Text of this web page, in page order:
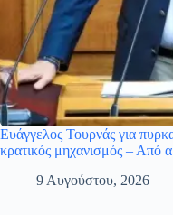
Ευάγγελος Τουρνάς για
κρατικός μηχανισμός – Από
9 Αυγούστου, 2026